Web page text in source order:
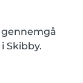
gennemgå
Skibby.